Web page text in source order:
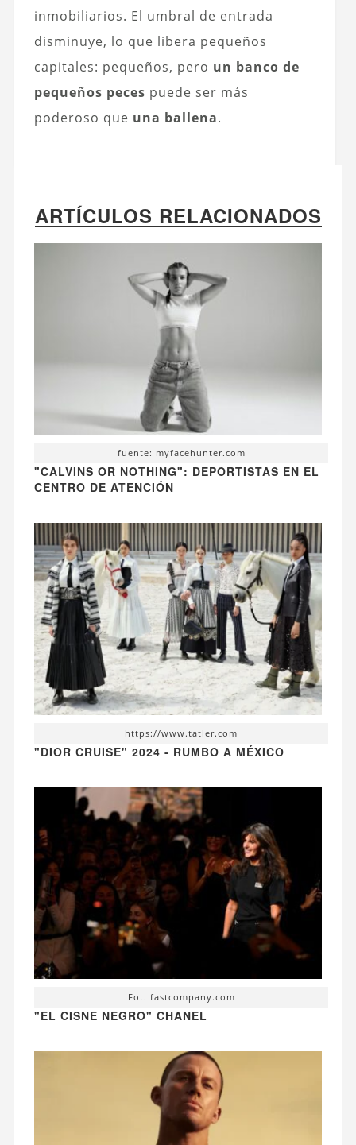
inmobiliarios. El umbral de entrada
disminuye, lo que libera pequeños
capitales: pequeños, pero un banco de
pequeños peces puede ser más
poderoso que una ballena.
ARTÍCULOS RELACIONADOS
fuente: myfacehunter.com
"CALVINS OR NOTHING": DEPORTISTAS EN EL
CENTRO DE ATENCIÓN
https://www.tatler.com
"DIOR CRUISE" 2024 - RUMBO A MÉXICO
Fot. fastcompany.com
"EL CISNE NEGRO" CHANEL